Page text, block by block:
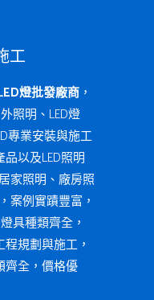
工
燈批發廠商 ，
照明、LED燈
專業安裝與施工
以及LED照明
家照明、廠房照
案例實蹟豐富，
具種類齊全，
規劃與施工，
齊全，價格優